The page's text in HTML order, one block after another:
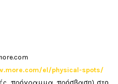
el/physical-spots/